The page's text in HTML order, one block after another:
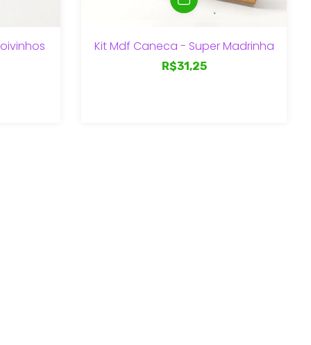
Kit Mdf Caneca - Super Madrinha
R$31,25